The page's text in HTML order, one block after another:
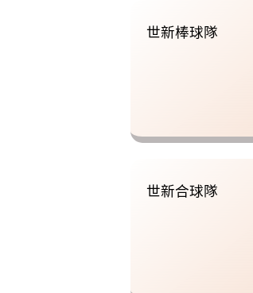
世新棒球隊
世新合球隊